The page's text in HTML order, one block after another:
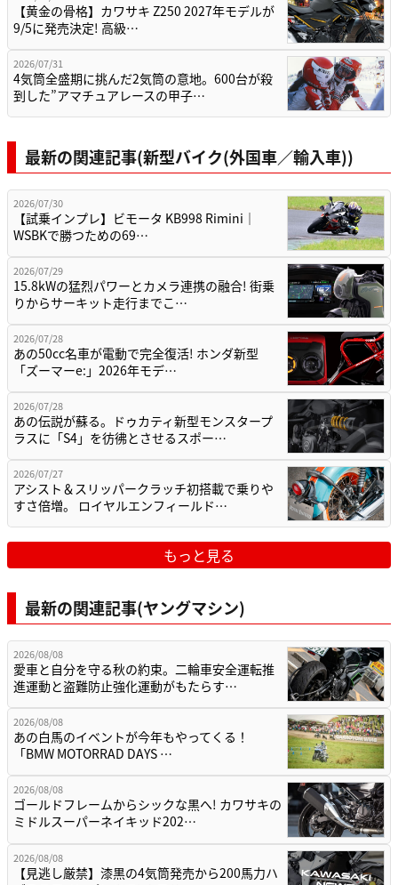
【黄金の骨格】カワサキ Z250 2027年モデルが
9/5に発売決定! 高級…
2026/07/31
4気筒全盛期に挑んだ2気筒の意地。600台が殺
到した”アマチュアレースの甲子…
最新の関連記事(新型バイク(外国車／輸入車))
2026/07/30
【試乗インプレ】ビモータ KB998 Rimini｜
WSBKで勝つための69…
2026/07/29
15.8kWの猛烈パワーとカメラ連携の融合! 街乗
りからサーキット走行までこ…
2026/07/28
あの50cc名車が電動で完全復活! ホンダ新型
「ズーマーe:」2026年モデ…
2026/07/28
あの伝説が蘇る。ドゥカティ新型モンスタープ
ラスに「S4」を彷彿とさせるスポー…
2026/07/27
アシスト＆スリッパークラッチ初搭載で乗りや
すさ倍増。 ロイヤルエンフィールド…
もっと見る
最新の関連記事(ヤングマシン)
2026/08/08
愛車と自分を守る秋の約束。二輪車安全運転推
進運動と盗難防止強化運動がもたらす…
2026/08/08
あの白馬のイベントが今年もやってくる！
「BMW MOTORRAD DAYS …
2026/08/08
ゴールドフレームからシックな黒へ! カワサキの
ミドルスーパーネイキッド202…
2026/08/08
【見逃し厳禁】漆黒の4気筒発売から200馬力ハ